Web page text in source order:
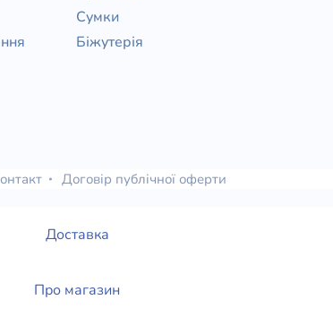
Сумки
Біжутерія
Договір публічної оферти
Доставка
Про магазин